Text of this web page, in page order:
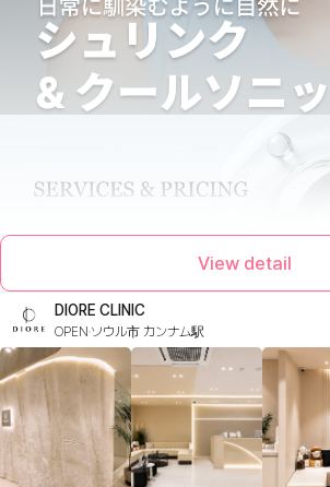
View detail
DIORE CLINIC
OPEN ソウル市 カンナム駅